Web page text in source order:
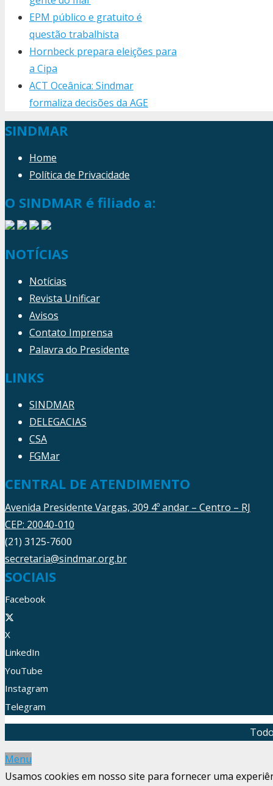
EPM público e gratuito é
questão trabalhista
Hornbeck prepara eleições para
a Cipa
ACT Oceânica: Sindmar
formaliza decisões da AGE
SINDMAR
Home
Política de Privacidade
O SINDMAR é filiado a:
NOTÍCIAS
Notícias
Revista Unificar
Avisos
Contato Imprensa
Palavra do Presidente
LINKS
SINDMAR
DELEGACIAS
CSA
FGMar
CENTRAL DE ATENDIMENTO
Avenida Presidente Vargas, 309 4º andar – Centro – RJ
CEP: 20040-010
(21) 3125-7600
secretaria@sindmar.org.br
SOCIAIS
Facebook
X
LinkedIn
YouTube
Instagram
Telegram
Menu
Usamos cookies em nosso site para fornecer uma